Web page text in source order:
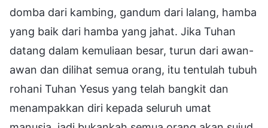
domba dari kambing, gandum dari lalang, hamba
yang baik dari hamba yang jahat. Jika Tuhan
datang dalam kemuliaan besar, turun dari awan-
awan dan dilihat semua orang, itu tentulah tubuh
rohani Tuhan Yesus yang telah bangkit dan
menampakkan diri kepada seluruh umat